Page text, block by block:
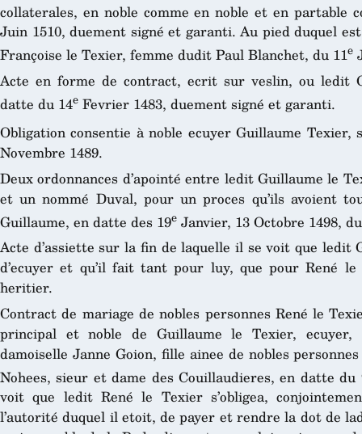
collaterales, en noble comme en noble et en partable
Juin 1510, duement signé et garanti. Au pied duquel
Françoise le Texier, femme dudit Paul Blanchet, du 11e
Acte en forme de contract, ecrit sur veslin, ou ledit
datte du 14e Fevrier 1483, duement signé et garanti.
Obligation consentie à noble ecuyer Guillaume
Novembre 1489.
Deux ordonnances d’apointé entre ledit Guillaume le
et un nommé Duval, pour un proces qu’ils avoient
Guillaume, en datte des 19e Janvier, 13 Octobre 1498,
Acte d’assiette sur la fin de laquelle il se voit que
d’ecuyer et qu’il fait tant pour luy, que pour René
heritier.
Contract de mariage de nobles personnes René le
principal et noble de Guillaume le Texier,
damoiselle Janne Goion, fille ainee de nobles
Nohees, sieur et dame des Couillaudieres, en datte du
voit que ledit René le Texier s’obligea,
l’autorité duquel il etoit, de payer et rendre la dot de